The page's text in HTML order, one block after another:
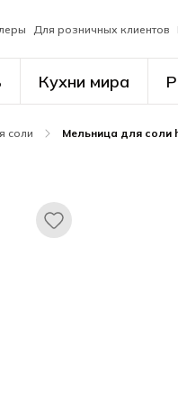
Для розничных клиентов
Кухни мира
соли Мельница для соли